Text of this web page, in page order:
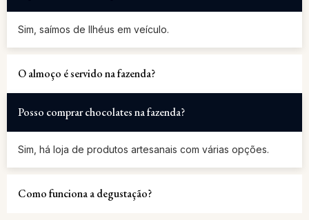
Sim, saímos de Ilhéus em veículo.
O almoço é servido na fazenda?
Posso comprar chocolates na fazenda?
Sim, há loja de produtos artesanais com várias opções.
Como funciona a degustação?